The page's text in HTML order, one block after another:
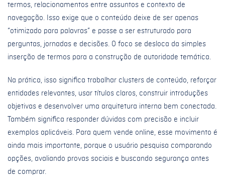
termos, relacionamentos entre assuntos e contexto de
navegação. Isso exige que o conteúdo deixe de ser apenas
“otimizado para palavras” e passe a ser estruturado para
perguntas, jornadas e decisões. O foco se desloca da simples
inserção de termos para a construção de autoridade temática.
Na prática, isso significa trabalhar clusters de conteúdo, reforçar
entidades relevantes, usar títulos claros, construir introduções
objetivas e desenvolver uma arquitetura interna bem conectada.
Também significa responder dúvidas com precisão e incluir
exemplos aplicáveis. Para quem vende online, esse movimento é
ainda mais importante, porque o usuário pesquisa comparando
opções, avaliando provas sociais e buscando segurança antes
de comprar.